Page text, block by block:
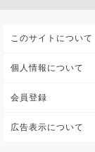
このサイトについて
個人情報について
会員登録
広告表示について